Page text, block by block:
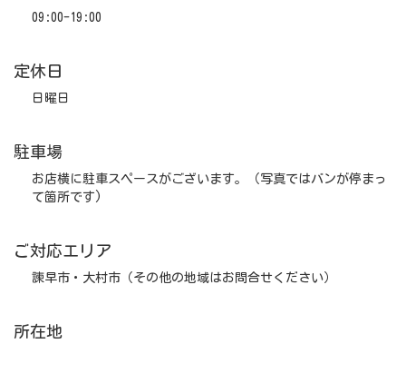
09:00-19:00
定休日
日曜日
駐車場
お店横に駐車スペースがございます。（写真ではバンが停まっ
て箇所です)
ご対応エリア
諫早市・大村市（その他の地域はお問合せください）
所在地